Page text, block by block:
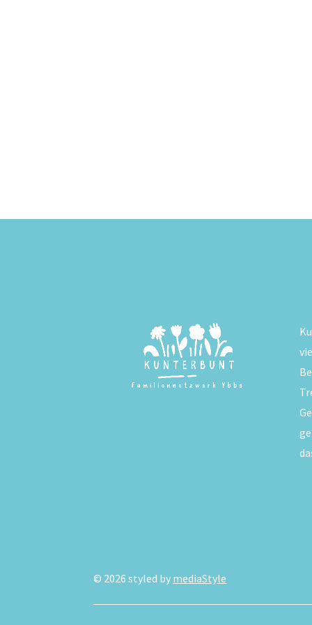
© 2026 styled by mediaStyle